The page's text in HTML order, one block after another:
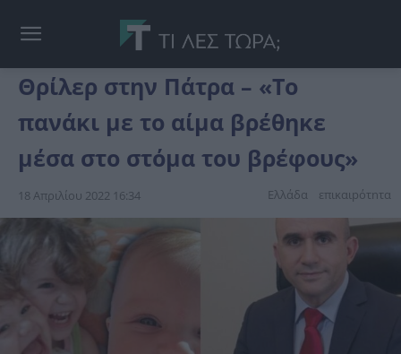
Θρίλερ στην Πάτρα – «Το
πανάκι με το αίμα βρέθηκε
μέσα στο στόμα του βρέφους»
18 Απριλίου 2022 16:34 Ελλάδα επικαιpότnτα